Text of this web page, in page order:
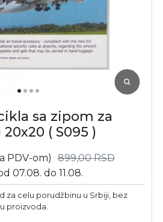
sa zipom za
( S095 )
PDV-om) 899,00RSD
07.08. do 11.08.
za celu porudžbinu u Srbiji, bez
proizvoda.